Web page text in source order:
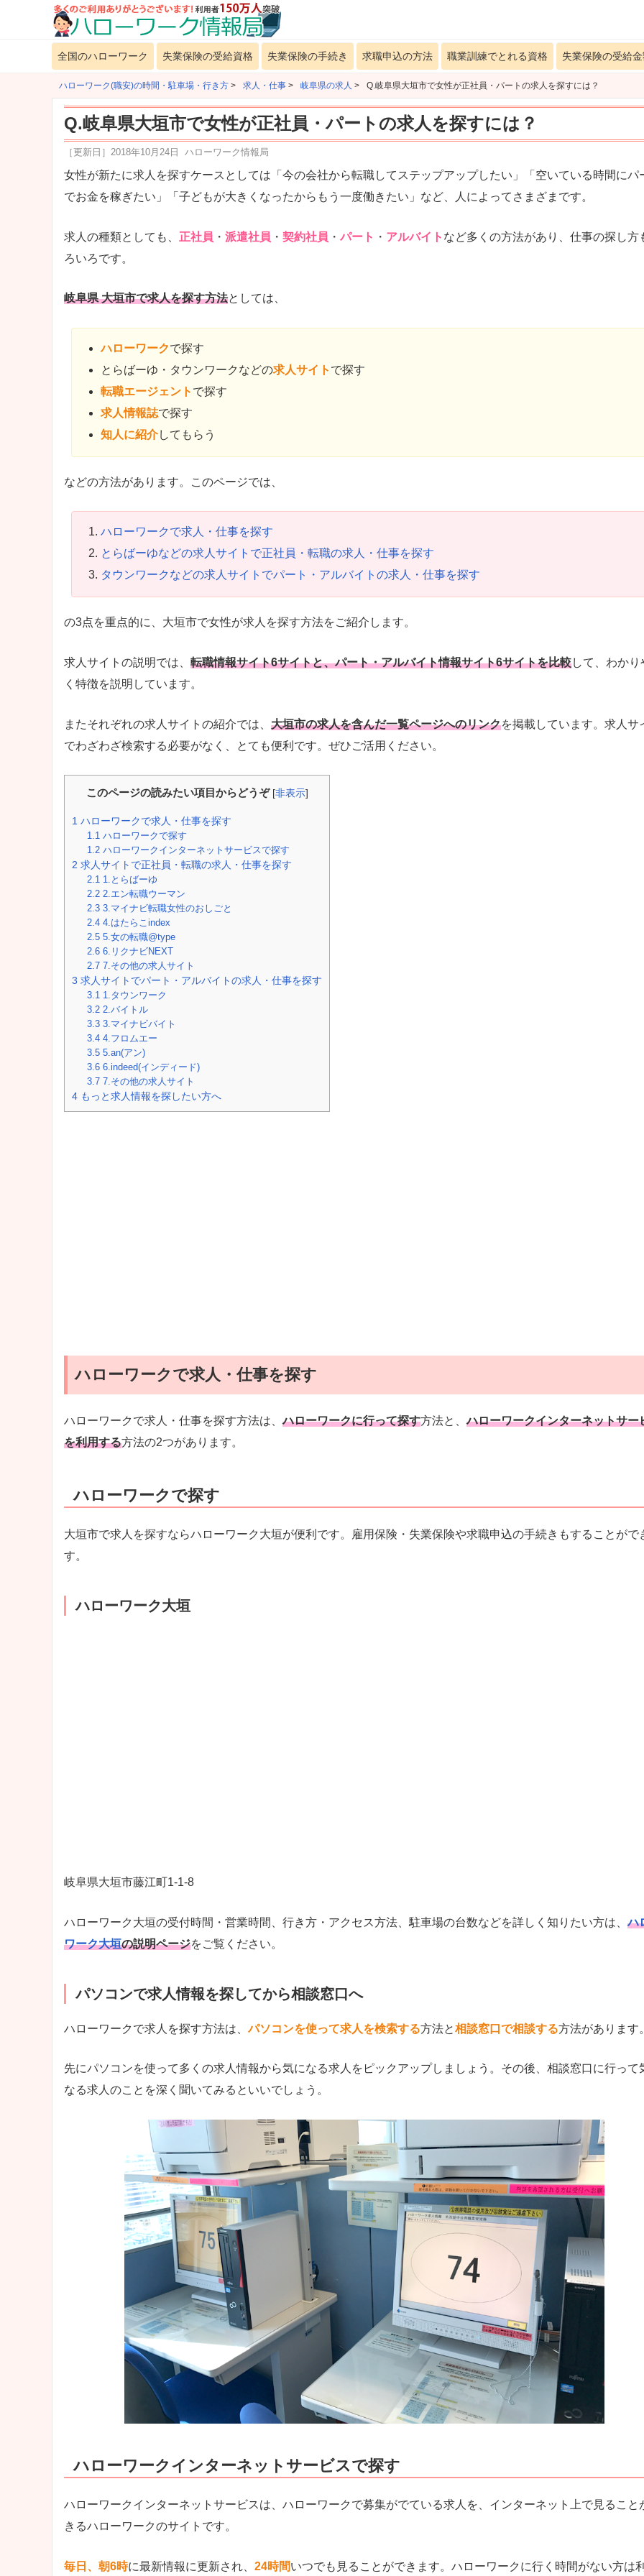
全国のハローワーク 失業保険の受給資格 失業保険の手続き 求職申込の方法 職業訓練でとれる資格 失業保険の受給
ハローワーク(職安)の時間・駐車場・行き方 > 求人・仕事 > 岐阜県の求人 > Q.岐阜県大垣市で女性が正社員・パートの求人を探すには？
Q.岐阜県大垣市で女性が正社員・パートの求人を探すには？
［更新日］ 2018年10月24日 ハローワーク情報局
女性が新たに求人を探すケースとしては「今の会社から転職してステップアップしたい」「空いている時間にパ
でお金を稼ぎたい」「子どもが大きくなったからもう一度働きたい」など、人によってさまざまです。
求人の種類としても、 正社員 ・ 派遣社員 ・ 契約社員 ・ パート ・ アルバイト など多くの方法があり、仕事の探し方
ろいろです。
岐阜県 大垣市で求人を探す方法としては、
ハローワークで探す
とらばーゆ・タウンワークなどの求人サイト で探す
転職エージェント で探す
求人情報誌で探す
知人に紹介してもらう
などの方法があります。このページでは、
ハローワークで求人・仕事を探す
とらばーゆなどの求人サイトで正社員・転職の求人・仕事を探す
タウンワークなどの求人サイトでパート・アルバイトの求人・仕事を探す
の3点を重点的に、大垣市で女性が求人を探す方法をご紹介します。
求人サイトの説明では、 転職情報サイト6サイトと、パート・アルバイト情報サイト6サイトを比較して、わかり
く特徴を説明しています。
またそれぞれの求人サイトの紹介では、 大垣市の求人を含んだ一覧ページへのリンクを掲載しています。求人サ
でわざわざ検索する必要がなく、とても便利です。ぜひご活用ください。
このページの読みたい項目からどうぞ [非表示]
1 ハローワークで求人・仕事を探す
1.1 ハローワークで探す
1.2 ハローワークインターネットサービスで探す
2 求人サイトで正社員・転職の求人・仕事を探す
2.1 1.とらばーゆ
2.2 2.エン転職ウーマン
2.3 3.マイナビ転職女性のおしごと
2.4 4.はたらこindex
2.5 5.女の転職@type
2.6 6.リクナビNEXT
2.7 7.その他の求人サイト
3 求人サイトでパート・アルバイトの求人・仕事を探す
3.1 1.タウンワーク
3.2 2.バイトル
3.3 3.マイナビバイト
3.4 4.フロムエー
3.5 5.an(アン)
3.6 6.indeed(インディード)
3.7 7.その他の求人サイト
4 もっと求人情報を探したい方へ
ハローワークで求人・仕事を探す
ハローワークで求人・仕事を探す方法は、ハローワークに行って探す方法と、ハローワークインターネットサー
を利用する方法の2つがあります。
ハローワークで探す
大垣市で求人を探すならハローワーク大垣が便利です。雇用保険・失業保険や求職申込の手続きもすることがで
す。
ハローワーク大垣
岐阜県大垣市藤江町1‐1‐8
ハローワーク大垣の受付時間・営業時間、行き方・アクセス方法、駐車場の台数などを詳しく知りたい方は、ハ
ワーク大垣の説明ページをご覧ください。
パソコンで求人情報を探してから相談窓口へ
ハローワークで求人を探す方法は、パソコンを使って求人を検索する方法と相談窓口で相談する方法があります
先にパソコンを使って多くの求人情報から気になる求人をピックアップしましょう。その後、相談窓口に行って
なる求人のことを深く聞いてみるといいでしょう。
ハローワークインターネットサービスで探す
ハローワークインターネットサービスは、ハローワークで募集がでている求人を、インターネット上で見ること
きるハローワークのサイトです。
毎日、朝6時に最新情報に更新され、 24時間いつでも見ることができます。ハローワークに行く時間がない方は